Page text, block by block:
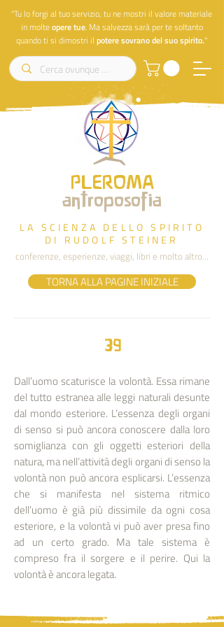
"Tu lo forgi al tuo servizio, tu ne mostri il valore materiale
in molteoperetue. Ma salvezza sarà per te soltanto
quando ti si dimostri il potere sovrano del suo spirito."
PLEROMA
antroposofia
LA SCIENZA DELLO SPIRITO
DI RUDOLF STEINER
conferenze, esperienze, viaggi, libri e molto altro...
TORNA ALLA PAGINE INIZIALE
39
Dall’uomo scaturisce la volontà. Essa rimane
del tutto estranea alle leggi naturali desunte
dal mondo esteriore. L’essenza degli organi
di senso si può ancora conoscere dalla loro
somiglianza con gli oggetti esteriori della
natura, ma nell’attività degli organi di senso la
volontà non può ancora esplicarsi. L’essenza
che si manifesta nel sistema ritmico
dell’uomo è già più dissimile da ogni cosa
esteriore, e la volontà vi può aver presa fino
ad un certo grado. Ma tale sistema è
compreso fra il sorgere e il perire. Qui la
volontà è ancora legata.